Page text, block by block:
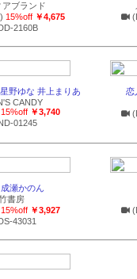
アブランド
15%off ￥4,675
2160B
野ゆな 井上まりあ
CANDY
15%off ￥3,740
01245
恋
成瀬かのん
書房
15%off ￥3,927
43031